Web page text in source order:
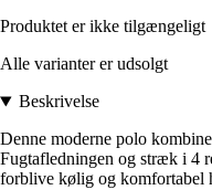
Produktet er ikke tilgængeligt
Alle varianter er udsolgt
Beskrivelse
Denne moderne polo
Fugtafledningen og stræk i 4
forblive kølig og komfortabel